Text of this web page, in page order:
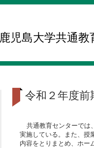
鹿児島大学共通教
令和２年度
共通教育センターでは
実施している。また、授
内容をとりまとめ、ホー